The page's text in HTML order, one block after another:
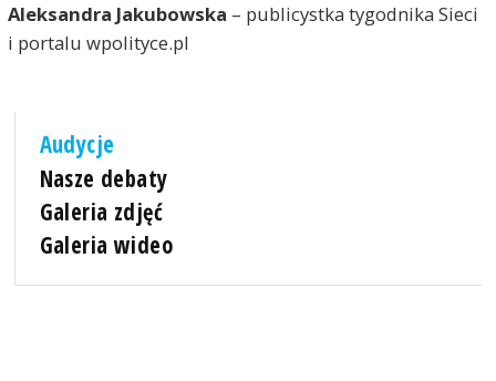
Aleksandra Jakubowska – publicystka tygodnika Sieci
i portalu wpolityce.pl
Audycje
Nasze debaty
Galeria zdjęć
Galeria wideo